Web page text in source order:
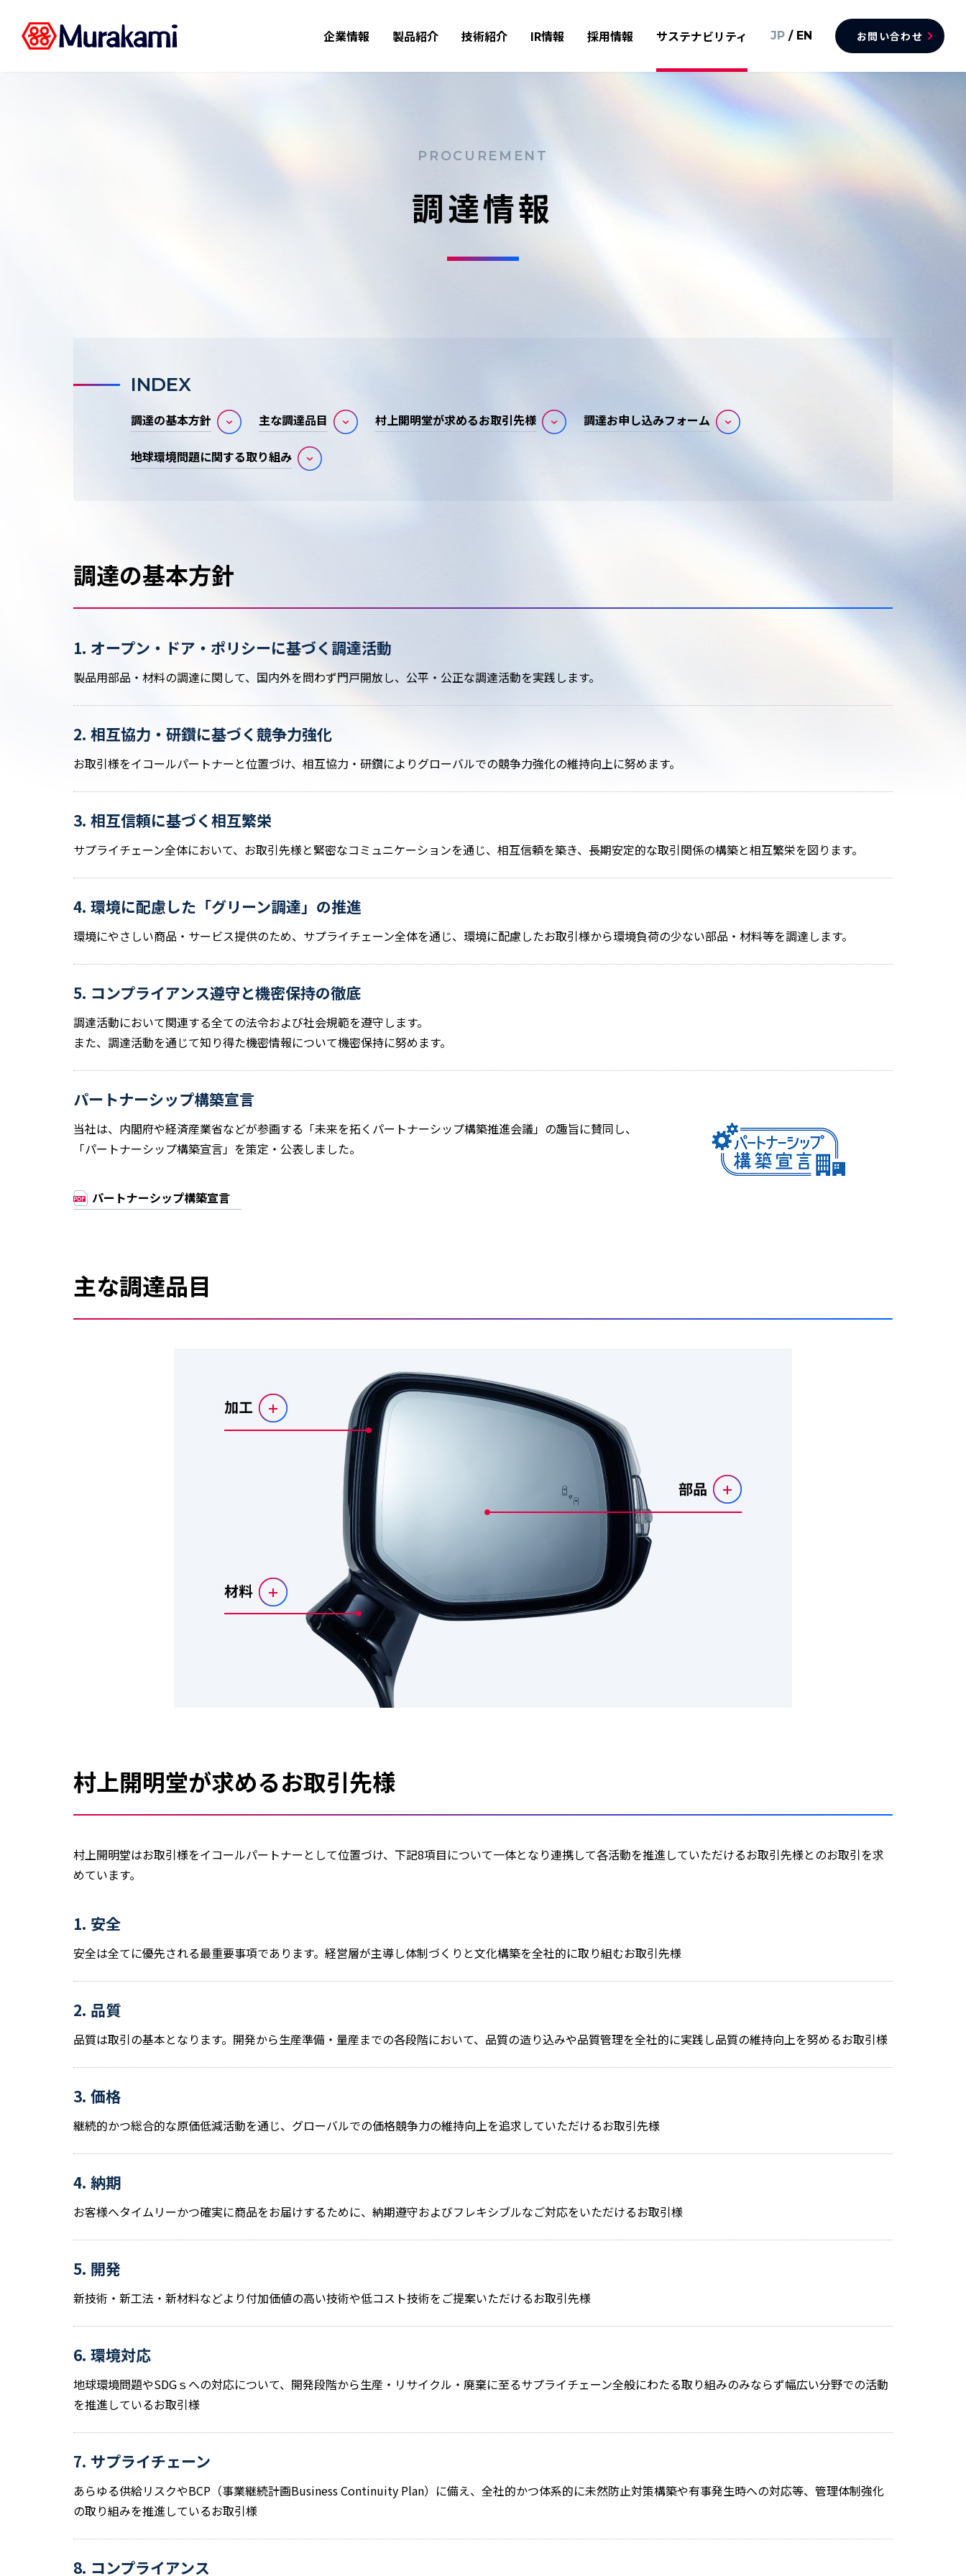
企業情報 製品紹介 技術紹介 IR情報 採用情報 サステナビリティ JP / EN お問い合わせ
PROCUREMENT
調達情報
INDEX
調達の基本方針 主な調達品目 村上開明堂が求めるお取引先様 調達お申し込みフォーム
地球環境問題に関する取り組み
調達の基本方針
1. オープン・ドア・ポリシーに基づく調達活動
製品用部品・材料の調達に関して、国内外を問わず門戸開放し、公平・公正な調達活動を実践します。
2. 相互協力・研鑽に基づく競争力強化
お取引様をイコールパートナーと位置づけ、相互協力・研鑽によりグローバルでの競争力強化の維持向上に努めます。
3. 相互信頼に基づく相互繁栄
サプライチェーン全体において、お取引先様と緊密なコミュニケーションを通じ、相互信頼を築き、長期安定的な取引関係の構築と相互繁栄を図ります。
4. 環境に配慮した「グリーン調達」の推進
環境にやさしい商品・サービス提供のため、サプライチェーン全体を通じ、環境に配慮したお取引様から環境負荷の少ない部品・材料等を調達します。
5. コンプライアンス遵守と機密保持の徹底
調達活動において関連する全ての法令および社会規範を遵守します。
また、調達活動を通じて知り得た機密情報について機密保持に努めます。
パートナーシップ構築宣言
当社は、内閣府や経済産業省などが参画する「未来を拓くパートナーシップ構築推進会議」の趣旨に賛同し、
「パートナーシップ構築宣言」を策定・公表しました。
パートナーシップ構築宣言
主な調達品目
村上開明堂が求めるお取引先様
村上開明堂はお取引様をイコールパートナーとして位置づけ、下記8項目について一体となり連携して各活動を推進していただけるお取引先様とのお取引を求
めています。
1. 安全
安全は全てに優先される最重要事項であります。経営層が主導し体制づくりと文化構築を全社的に取り組むお取引先様
2. 品質
品質は取引の基本となります。開発から生産準備・量産までの各段階において、品質の造り込みや品質管理を全社的に実践し品質の維持向上を努めるお取引様
3. 価格
継続的かつ総合的な原価低減活動を通じ、グローバルでの価格競争力の維持向上を追求していただけるお取引先様
4. 納期
お客様へタイムリーかつ確実に商品をお届けするために、納期遵守およびフレキシブルなご対応をいただけるお取引様
5. 開発
新技術・新工法・新材料などより付加価値の高い技術や低コスト技術をご提案いただけるお取引先様
6. 環境対応
地球環境問題やSDGｓへの対応について、開発段階から生産・リサイクル・廃棄に至るサプライチェーン全般にわたる取り組みのみならず幅広い分野での活動
を推進しているお取引様
7. サプライチェーン
あらゆる供給リスクやBCP（事業継続計画Business Continuity Plan）に備え、全社的かつ体系的に未然防止対策構築や有事発生時への対応等、管理体制強化
の取り組みを推進しているお取引様
8. コンプライアンス